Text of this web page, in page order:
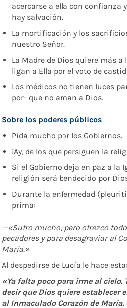
acercarse a ella con confianza
hay salvación.
La mortificación y los
nuestro Señor.
La Madre de Dios quiere más a
ligan a Ella por el voto de
Los médicos no tienen luces
por- que no aman a Dios.
Sobre los poderes públicos
Pida mucho por los Gobiernos.
¡Ay, de los que persiguen la
Si el Gobierno deja en paz a la
religión será bendecido por
Durante la enfermedad
prima:
—«Sufro mucho; pero ofrezco
pecadores y para desagraviar al
María.»
Al despedirse de Lucía le hace
«Ya falta poco para irme al cielo.
decir que Dios quiere establecer
al Inmaculado Corazón de María.